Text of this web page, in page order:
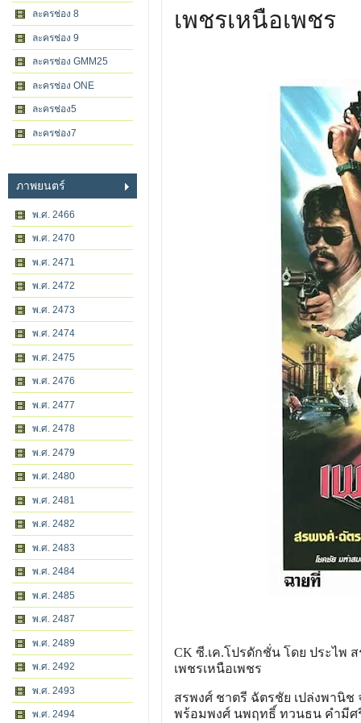
ละครช่อง 8
ละครช่อง 9
ละครช่อง GMM25
ละครช่อง ONE
ละครช่อง5
ละครช่อง7
ภาพยนตร์
พ.ศ. 2466
พ.ศ. 2470
พ.ศ. 2471
พ.ศ. 2472
พ.ศ. 2473
พ.ศ. 2474
พ.ศ. 2475
พ.ศ. 2476
พ.ศ. 2477
พ.ศ. 2478
พ.ศ. 2479
พ.ศ. 2480
พ.ศ. 2481
พ.ศ. 2482
พ.ศ. 2483
พ.ศ. 2484
พ.ศ. 2485
พ.ศ. 2487
พ.ศ. 2489
พ.ศ. 2492
พ.ศ. 2493
พ.ศ. 2494
เพชรเหนือเพชร
CK ซี.เค.โปรดักชั่น โดย ประไพ
เพชรเหนือเพชร
สรพงศ์ ชาตรี ฉัตรชัย เปล่งพานิ
พร้อมพงศ์ นพฤทธิ์ ทวนธน คำมี